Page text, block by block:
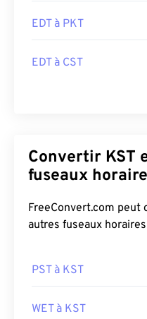
EDT à PKT
EDT à CST
Convertir KST
fuseaux
FreeConvert.com peut
autres fuseaux
PST à KST
WET à KST